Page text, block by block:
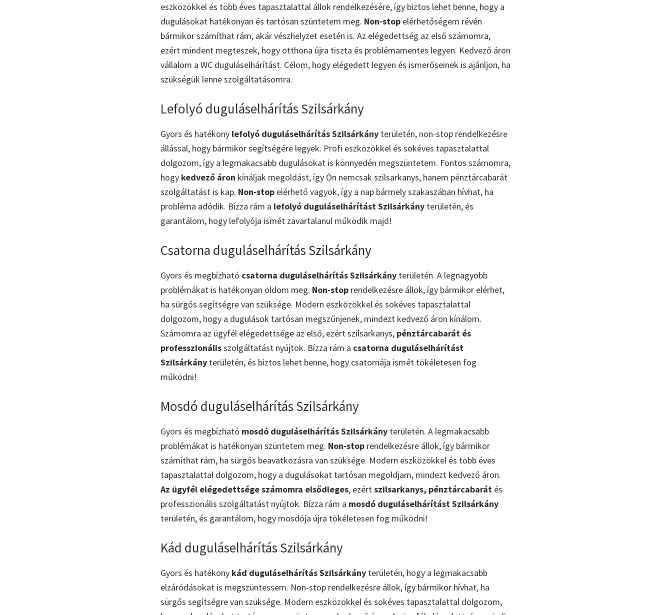
eszközökkel és több éves tapasztalattal állok rendelkezésére, így biztos lehet benne, hogy a
dugulásokat hatékonyan és tartósan szüntetem meg. Non-stop elérhetőségem révén
bármikor számíthat rám, akár vészhelyzet esetén is. Az elégedettség az első számomra,
ezért mindent megteszek, hogy otthona újra tiszta és problémamentes legyen. Kedvező áron
vállalom a WC duguláselhárítást. Célom, hogy elégedett legyen és ismerőseinek is ajánljon, ha
szükségük lenne szolgáltatásomra.
Lefolyó duguláselhárítás Szilsárkány
Gyors és hatékony lefolyó duguláselhárítás Szilsárkány területén, non-stop rendelkezésre
állással, hogy bármikor segítségére legyek. Profi eszközökkel és sokéves tapasztalattal
dolgozom, így a legmakacsabb dugulásokat is könnyedén megszüntetem. Fontos számomra,
hogy kedvező áron kínáljak megoldást, így Ön nemcsak szilsarkanys, hanem pénztárcabarát
szolgáltatást is kap. Non-stop elérhető vagyok, így a nap bármely szakaszában hívhat, ha
probléma adódik. Bízza rám a lefolyó duguláselhárítást Szilsárkány területén, és
garantálom, hogy lefolyója ismét zavartalanul működik majd!
Csatorna duguláselhárítás Szilsárkány
Gyors és megbízható csatorna duguláselhárítás Szilsárkány területén. A legnagyobb
problémákat is hatékonyan oldom meg. Non-stop rendelkezésre állok, így bármikor elérhet,
ha sürgős segítségre van szüksége. Modern eszközökkel és sokéves tapasztalattal
dolgozom, hogy a dugulások tartósan megszűnjenek, mindezt kedvező áron kínálom.
Számomra az ügyfél elégedettsége az első, ezért szilsarkanys, pénztárcabarát és
professzionálisszolgáltatást nyújtok. Bízza rám a csatorna duguláselhárítást
Szilsárkány területén, és biztos lehet benne, hogy csatornája ismét tökéletesen fog
működni!
Mosdó duguláselhárítás Szilsárkány
Gyors és megbízható mosdó duguláselhárítás Szilsárkány területén. A legmakacsabb
problémákat is hatékonyan szüntetem meg. Non-stop rendelkezésre állok, így bármikor
számíthat rám, ha sürgős beavatkozásra van szüksége. Modern eszközökkel és több éves
tapasztalattal dolgozom, hogy a dugulásokat tartósan megoldjam, mindezt kedvező áron.
Az ügyfél elégedettsége számomra elsődleges, ezért szilsarkanys, pénztárcabarát és
professzionális szolgáltatást nyújtok. Bízza rám a mosdó duguláselhárítást Szilsárkány
területén, és garantálom, hogy mosdója újra tökéletesen fog működni!
Kád duguláselhárítás Szilsárkány
Gyors és hatékony kád duguláselhárítás Szilsárkány területén, hogy a legmakacsabb
elzáródásokat is megszüntessem. Non-stop rendelkezésre állok, így bármikor hívhat, ha
sürgős segítségre van szüksége. Modern eszközökkel és sokéves tapasztalattal dolgozom,